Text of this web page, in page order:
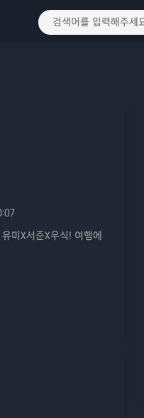
미X서준X우식! 여행에